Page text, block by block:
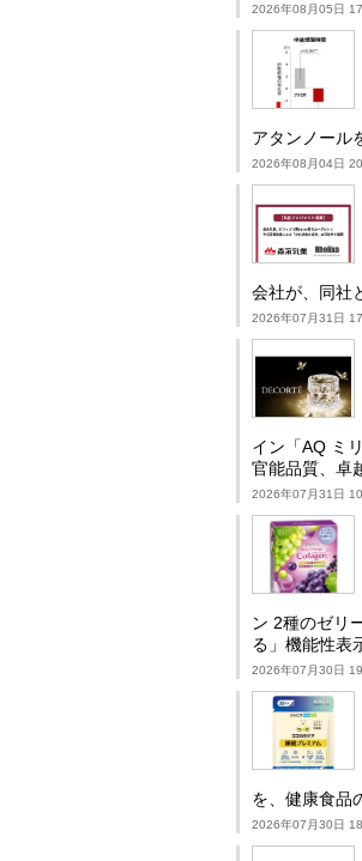
2026年08月05日
アタンノール
2026年08月04日
会社が、同社
2026年07月31日
イン「AQ ミ
官能品質、卓
2026年07月31日
ン 2種のゼリ
る」機能性表
2026年07月30日
を、健康食品
2026年07月30日